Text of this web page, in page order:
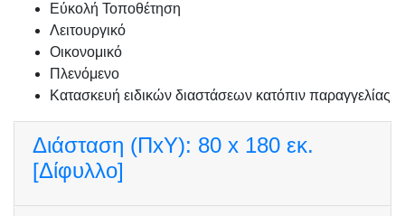
Εύκολή Τοποθέτηση
Λειτουργικό
Οικονομικό
Πλενόμενο
Κατασκευή ειδικών διαστάσεων κατόπιν παραγγελίας
Διάσταση (ΠxΥ): 80 x 180 εκ.
[Δίφυλλο]